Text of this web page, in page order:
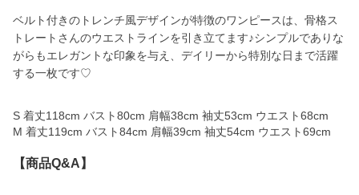
ベルト付きのトレンチ風デザインが特徴のワンピースは、骨格ス
トレートさんのウエストラインを引き立てます♪シンプルでありな
がらもエレガントな印象を与え、デイリーから特別な日まで活躍
する一枚です♡
S 着丈118cm バスト80cm 肩幅38cm 袖丈53cm ウエスト68cm
M 着丈119cm バスト84cm 肩幅39cm 袖丈54cm ウエスト69cm
【商品Q&A】